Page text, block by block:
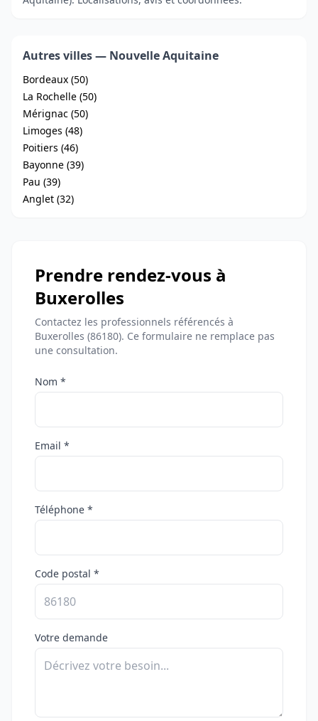
Autres villes — Nouvelle Aquitaine
Bordeaux (50)
La Rochelle (50)
Mérignac (50)
Limoges (48)
Poitiers (46)
Bayonne (39)
Pau (39)
Anglet (32)
Prendre rendez-vous à
Buxerolles
Contactez les professionnels référencés à
Buxerolles (86180). Ce formulaire ne remplace pas
une consultation.
Nom *
Email *
Téléphone *
Code postal *
Votre demande